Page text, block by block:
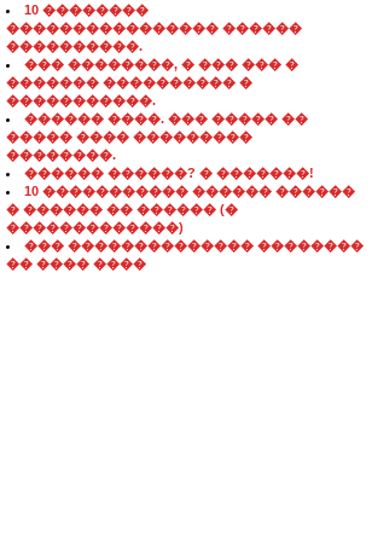
10 ��������
���������������� ������
����������.
��� ��������, � ��� ��� �
������� ���������� �
�����������.
������ ����. ��� ����� ��
����� ���� ���������
��������.
������ ������? � �������!
10 ����������� ������ ������
� ������ �� ������ (�
�������������)
��� �������������� ��������
�� ���� ����